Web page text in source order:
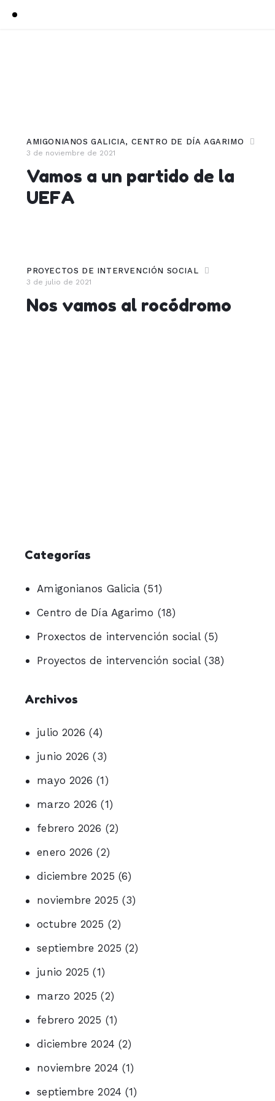
AMIGONIANOS GALICIA, CENTRO DE DÍA AGARIMO
3 de noviembre de 2021
Vamos a un partido de la
UEFA
PROYECTOS DE INTERVENCIÓN SOCIAL
3 de julio de 2021
Nos vamos al rocódromo
Categorías
Amigonianos Galicia (51)
Centro de Día Agarimo (18)
Proxectos de intervención social(5)
Proyectos de intervención social(38)
Archivos
julio 2026 (4)
junio 2026 (3)
mayo 2026 (1)
marzo 2026 (1)
febrero 2026 (2)
enero 2026 (2)
diciembre 2025 (6)
noviembre 2025 (3)
octubre 2025 (2)
septiembre 2025 (2)
junio 2025 (1)
marzo 2025 (2)
febrero 2025 (1)
diciembre 2024 (2)
noviembre 2024 (1)
septiembre 2024 (1)